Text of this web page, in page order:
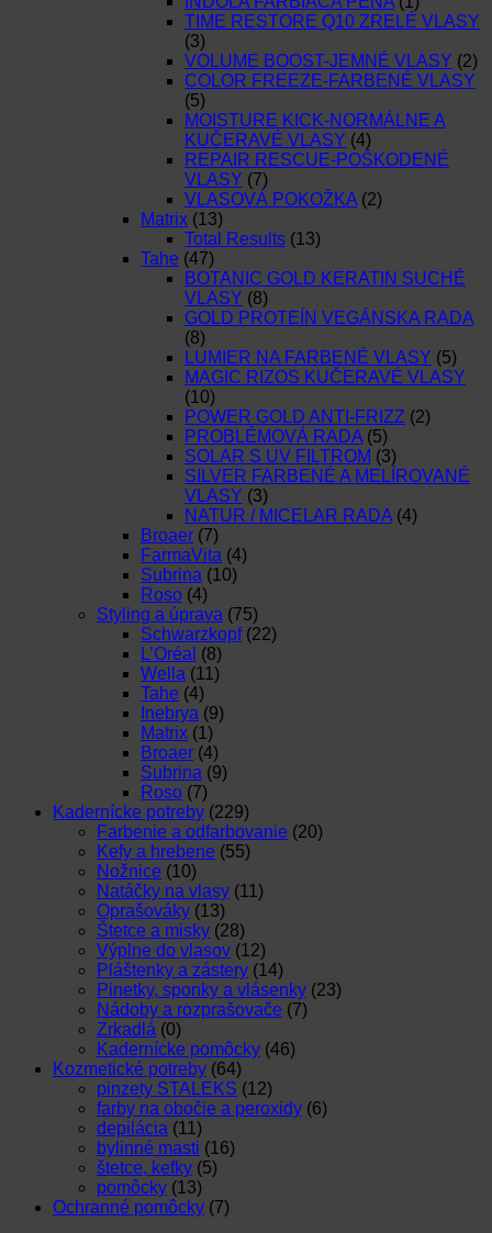
TIME RESTORE Q10 ZRELÉ VLASY
(3)
VOLUME BOOST-JEMNÉ VLASY (2)
COLOR FREEZE-FARBENÉ VLASY
(5)
MOISTURE KICK-NORMÁLNE A
KUČERAVÉ VLASY (4)
REPAIR RESCUE-POŠKODENÉ
VLASY (7)
VLASOVÁ POKOŽKA (2)
Matrix (13)
Total Results (13)
Tahe (47)
BOTANIC GOLD KERATIN SUCHÉ
VLASY (8)
GOLD PROTEÍN VEGÁNSKA RADA
(8)
LUMIER NA FARBENÉ VLASY (5)
MAGIC RIZOS KUČERAVÉ VLASY
(10)
POWER GOLD ANTI-FRIZZ (2)
PROBLÉMOVÁ RADA (5)
SOLAR S UV FILTROM (3)
SILVER FARBENÉ A MELÍROVANÉ
VLASY (3)
NATUR / MICELAR RADA (4)
Broaer (7)
FarmaVita (4)
Subrina (10)
Roso (4)
Styling a úprava (75)
Schwarzkopf (22)
L’Oréal (8)
Wella (11)
Tahe (4)
Inebrya (9)
Matrix (1)
Broaer (4)
Subrina (9)
Roso (7)
Kadernícke potreby (229)
Farbenie a odfarbovanie (20)
Kefy a hrebene (55)
Nožnice (10)
Natáčky na vlasy (11)
Oprašováky (13)
Štetce a misky (28)
Výplne do vlasov (12)
Pláštenky a zástery (14)
Pinetky, sponky a vlásenky (23)
Nádoby a rozprašovače (7)
Zrkadlá (0)
Kadernícke pomôcky (46)
Kozmetické potreby (64)
pinzety STALEKS (12)
farby na obočie a peroxidy (6)
depilácia (11)
bylinné masti (16)
štetce, kefky (5)
pomôcky (13)
Ochranné pomôcky (7)